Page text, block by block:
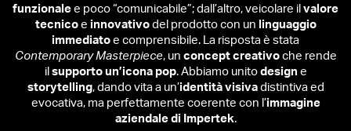
funzionale e poco “comunicabile”; dall’altro, veicolare il valore
tecnicoe innovativodel prodotto con un linguaggio
immediato e comprensibile. La risposta è stata
Contemporary Masterpiece, un concept creativoche rende
il supporto un’icona pop. Abbiamo unito design e
storytelling, dando vita a un’identità visivadistintiva ed
evocativa, ma perfettamente coerente con l’immagine
aziendale di Impertek.